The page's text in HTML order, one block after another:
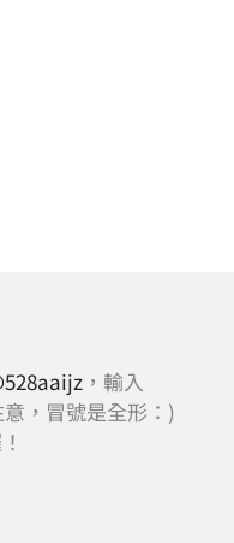
，輸入
，冒號是全形：)